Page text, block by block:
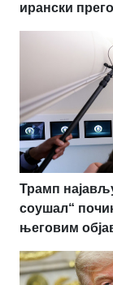
ирански
Трамп
соушал“
његовим